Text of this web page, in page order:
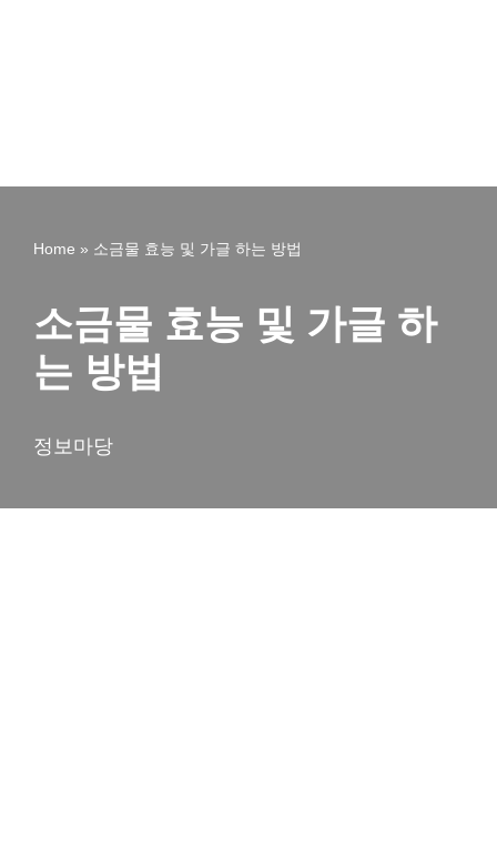
Home » 소금물 효능 및 가글 하는 방법
소금물 효능 및 가글 하
는 방법
정보마당